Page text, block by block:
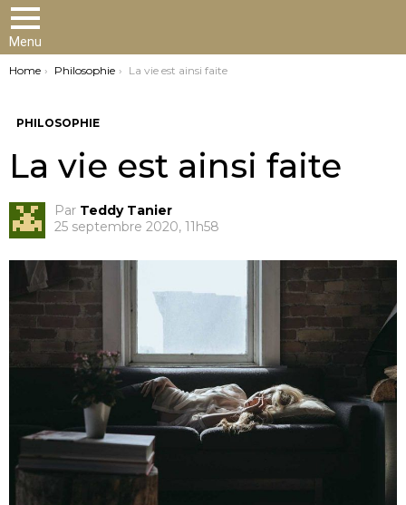
Menu
You are here:
Home Philosophie La vie est ainsi faite
PHILOSOPHIE
La vie est ainsi faite
Par Teddy Tanier
25 septembre 2020, 11h58